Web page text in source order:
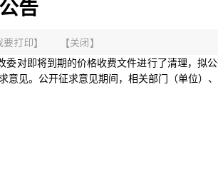
告
要打印】 【关闭】
委对即将到期的价格收费文件进行了清理，拟
意见。公开征求意见期间，相关部门（单位）